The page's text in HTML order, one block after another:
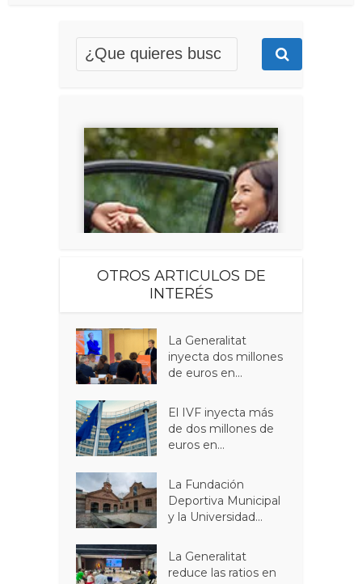
OTROS ARTICULOS DE
INTERÉS
La Generalitat
inyecta dos millones
de euros en...
El IVF inyecta más
de dos millones de
euros en...
La Fundación
Deportiva Municipal
y la Universidad...
La Generalitat
reduce las ratios en